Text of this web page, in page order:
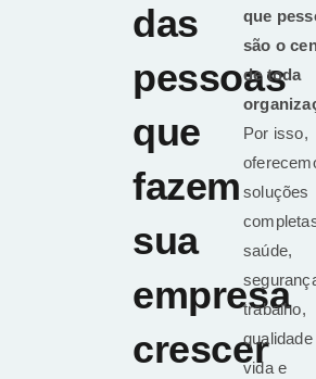
das
pessoas
que
fazem
sua
empresa
crescer
que
são o
de toda
Por isso,
soluções
saúde,
trabalho,
qualidade
vida e